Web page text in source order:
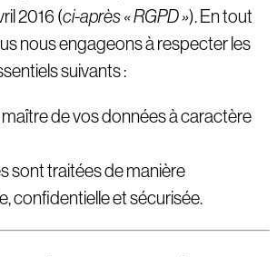
2016 (ci-après « RGPD »). En tout
nous engageons à respecter les
suivants :
de vos données à caractère
sont traitées de manière
confidentielle et sécurisée.